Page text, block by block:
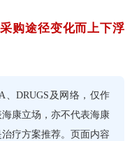
购途径变化而上下浮
、DRUGS及网络，仅作
康立场，亦不代表海康
疗方案推荐。页面内容